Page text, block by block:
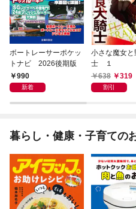
ボートレーサーポケッ
トナビ 2026後期版
990
新着
小さな魔女と
士 １
638
319
割引
暮らし・健康・子育ての